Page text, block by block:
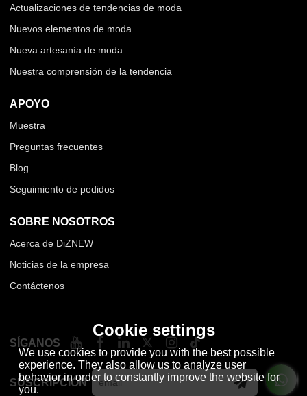
Actualizaciones de tendencias de moda
Nuevos elementos de moda
Nueva artesanía de moda
Nuestra comprensión de la tendencia
APOYO
Muestra
Preguntas frecuentes
Blog
Seguimiento de pedidos
SOBRE NOSOTROS
Acerca de DiZNEW
Noticias de la empresa
Contáctenos
SÍGANOS
SUSCRIPCIÓN
Cookie settings
We use cookies to provide you with the best possible
experience. They also allow us to analyze user
behavior in order to constantly improve the website for
you.